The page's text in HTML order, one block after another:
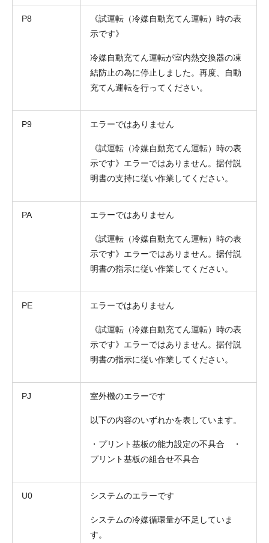
P8
《試運転（冷媒自動充てん運転）時の表
示です》
冷媒自動充てん運転が室内熱交換器の凍
結防止の為に停止しました。再度、自動
充てん運転を行ってください。
P9 エラーではありません
《試運転（冷媒自動充てん運転）時の表
示です》エラーではありません。据付説
明書の支持に従い作業してください。
PA エラーではありません
《試運転（冷媒自動充てん運転）時の表
示です》エラーではありません。据付説
明書の指示に従い作業してください。
PE エラーではありません
《試運転（冷媒自動充てん運転）時の表
示です》エラーではありません。据付説
明書の指示に従い作業してください。
PJ 室外機のエラーです
以下の内容のいずれかを表しています。
・プリント基板の能力設定の不具合 ・
プリント基板の組合せ不具合
U0 システムのエラーです
システムの冷媒循環量が不足していま
す。